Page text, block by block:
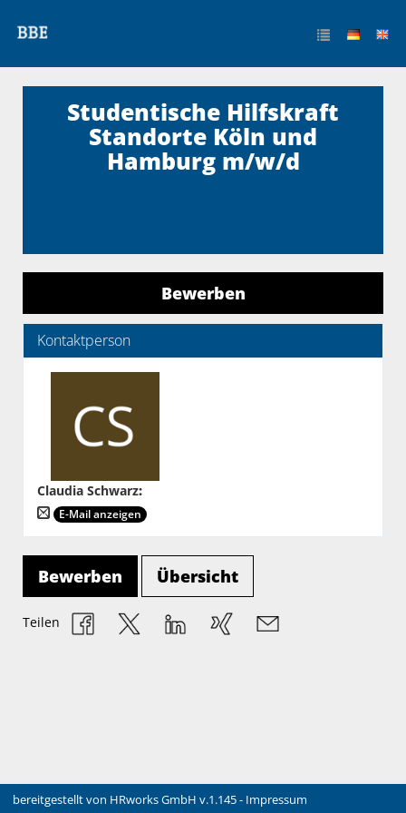
Studentische Hilfskraft
Standorte Köln und
Hamburg m/w/d
Bewerben
Kontaktperson
Claudia Schwarz:
E-Mail anzeigen
Bewerben Übersicht
Teilen
bereitgestellt von HRworks GmbH v.1.145 - Impressum